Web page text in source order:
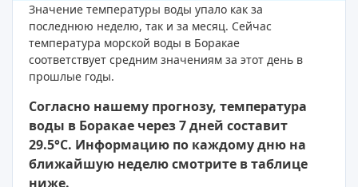
Значение температуры воды упало как за
последнюю неделю, так и за месяц. Сейчас
температура морской воды в Боракае
соответствует средним значениям за этот день в
прошлые годы.
Согласно нашему прогнозу, температура
воды в Боракае через 7 дней составит
29.5°C. Информацию по каждому дню на
ближайшую неделю смотрите в таблице
ниже.